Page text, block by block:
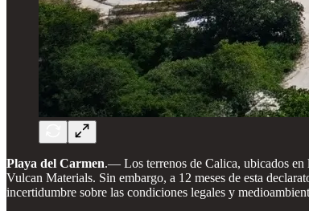
Playa del Carmen.— Los terrenos de Calica, ubicados
Vulcan Materials. Sin embargo, a 12 meses de esta
incertidumbre sobre las condiciones legales y